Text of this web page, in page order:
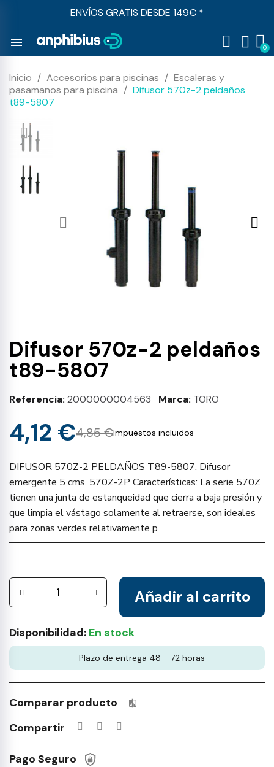
ENVÍOS GRATIS DESDE 149€ *
menu
Inicio Accesorios para piscinas
Escaleras y
pasamanos para piscina
Difusor 570z-2 peldaños
t89-5807
Difusor 570z-2 peldaños
t89-5807
Referencia 2000000004563 Marca TORO
4,85 €
4,12 € Impuestos incluidos
DIFUSOR 570Z-2 PELDAÑOS T89-5807. Difusor
emergente 5 cms. 570Z-2P Características: La serie 570Z
tienen una junta de estanqueidad que cierra a baja presión y
que limpia el vástago solamente al retraerse, son ideales
para zonas verdes relativamente p
Añadir al carrito
Disponibilidad: En stock
Plazo de entrega 48 - 72 horas
Comparar producto Productos incluidos en tu lista
Compartir
Pago Seguro